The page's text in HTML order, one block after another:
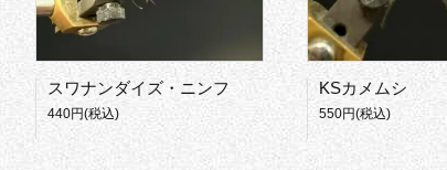
スワナンダイズ・ニンフ
440円(税込)
KSカメムシ
550円(税込)